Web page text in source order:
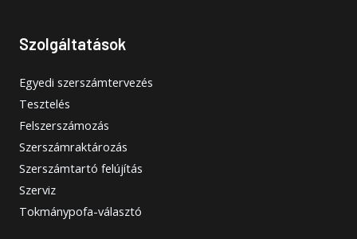
Szolgáltatások
Egyedi szerszámtervezés
Tesztelés
Felszerszámozás
Szerszámraktározás
Szerszámtartó felújítás
Szerviz
Tokmánypofa-választó